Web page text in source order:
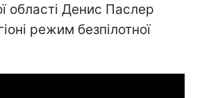
області Денис Паслер
режим безпілотної